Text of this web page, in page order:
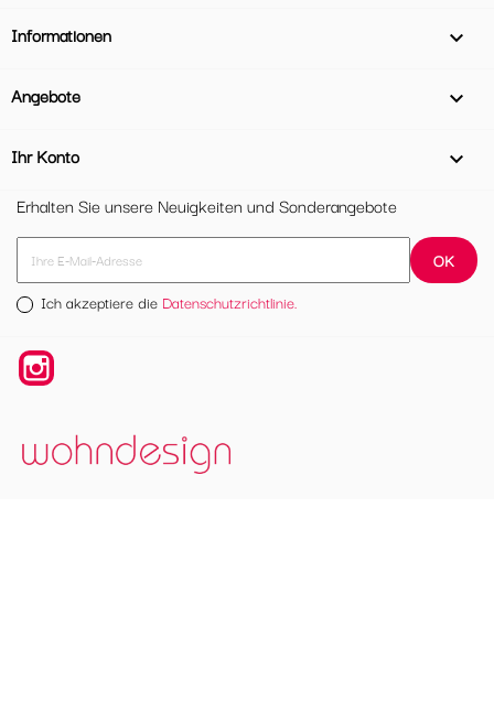
Informationen

Angebote 
Ihr Konto

Erhalten Sie unsere Neuigkeiten und Sonderangebote
Ich akzeptiere die Datenschutzrichtlinie.